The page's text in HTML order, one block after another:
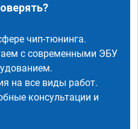
чип-тюнинга.
с современными ЭБУ
на все виды работ.
консультации и